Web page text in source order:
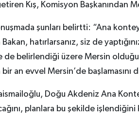
Kış, Komisyon Başkanından
şunları belirtti: “Ana
hatırlarsanız, siz de
de belirlendiği üzere Mersin
an evvel Mersin’de başlamasını
Doğu Akdeniz Ana
planlara bu şekilde